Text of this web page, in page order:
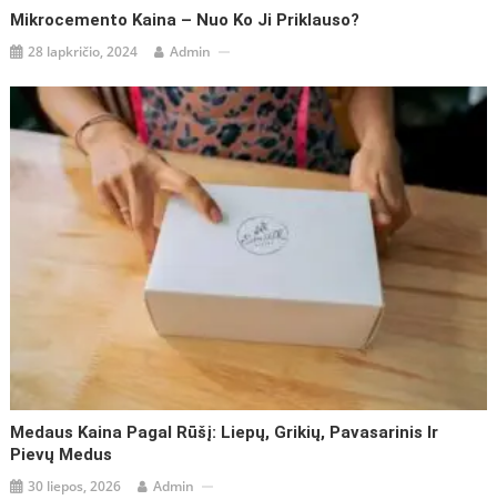
Mikrocemento Kaina – Nuo Ko Ji Priklauso?
28 lapkričio, 2024 Admin
Medaus Kaina Pagal Rūšį: Liepų, Grikių, Pavasarinis Ir
Pievų Medus
30 liepos, 2026 Admin